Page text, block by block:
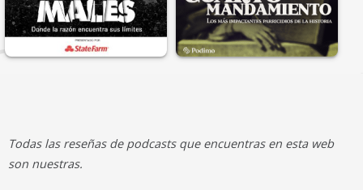
Todas las reseñas de podcasts que encuentras en esta web
son nuestras.